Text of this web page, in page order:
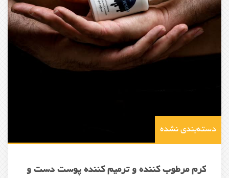
دسته‌بندی نشده
کرم مرطوب کننده و ترمیم کننده پوست دست و